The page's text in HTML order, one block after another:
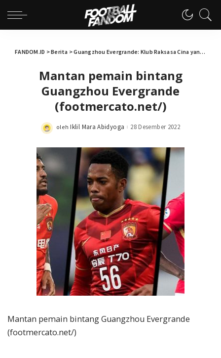
FANDOM.ID >Berita >Guangzhou Evergrande: Klub Raksasa Cina yang Bangkrut dan Terdegradasi
Mantan pemain bintang
Guangzhou Evergrande
(footmercato.net/)
Posted
oleh Iklil Mara Abidyoga 28 Desember 2022
Mantan pemain bintang Guangzhou Evergrande
(footmercato.net/)